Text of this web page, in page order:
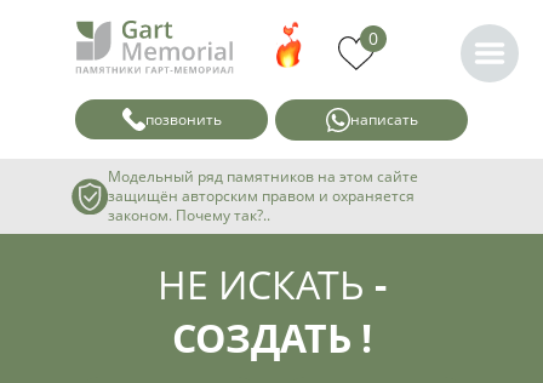
0
позвонить написать
Модельный ряд памятников на этом сайте
защищён авторским правом и охраняется
законом. Почему так?..
НЕ ИСКАТЬ -
СОЗДАТЬ !